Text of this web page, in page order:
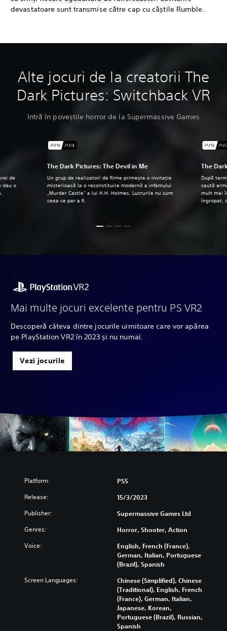
devastatoare sunt transmise către cap cu căștile Rumble.
Alte jocuri de la creatorii The
Dark Pictures: Switchback VR
Intră în poveștile horror de la Supermassive Games
The Dark Pictures: The Devil in Me
Un grup de realizatori de filme primește o invitație
misterioasă la o reconstituire modernă a infamului
„Murder Castle” a lui H.H. Holmes. Lucrurile nu sunt
ceea ce par a fi.
The
După
caută
mult mai
îngropat,
de
dau o
Mai multe jocuri excelente pentru PS VR2
Descoperă câteva dintre jocurile uimitoare care vor apărea
pe PlayStation VR2 în 2023 și nu numai.
Vezi jocurile
Platform: PS5
Release: 15/3/2023
Publisher: Supermassive Games Ltd
Genres: Horror, Shooter, Action
Voice:
English, French (France),
German, Italian, Portuguese
(Brazil), Spanish
Screen Languages:
Chinese (Simplified), Chinese
(Traditional), English, French
(France), German, Italian,
Japanese, Korean,
Portuguese (Brazil), Russian,
Spanish